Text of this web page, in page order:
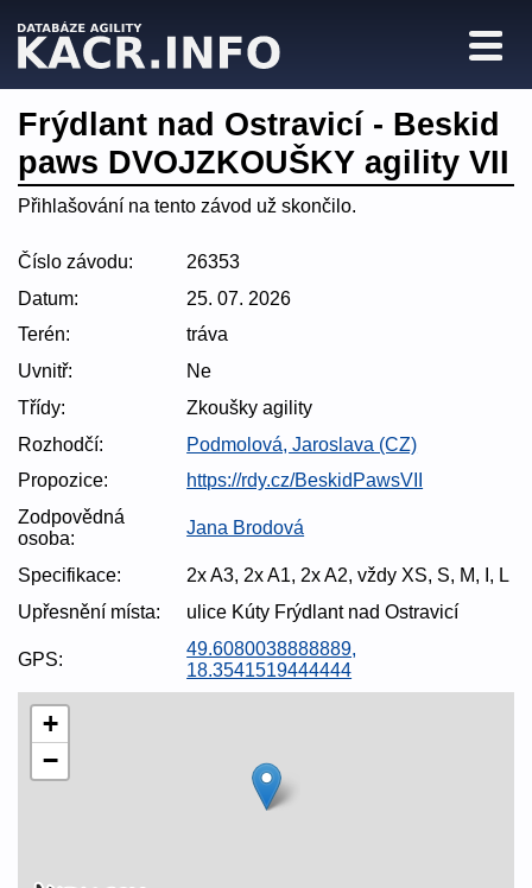
Frýdlant nad Ostravicí - Beskid
paws DVOJZKOUŠKY agility VII
Přihlašování na tento závod už skončilo.
Číslo závodu:
26353
Datum:
25. 07. 2026
Terén:
tráva
Uvnitř:
Ne
Třídy:
Zkoušky agility
Rozhodčí:
Podmolová, Jaroslava (CZ)
Propozice:
https://rdy.cz/BeskidPawsVII
Zodpovědná
osoba:
Jana Brodová
Specifikace:
2x A3, 2x A1, 2x A2, vždy XS, S, M, I, L
Upřesnění místa:
ulice Kúty Frýdlant nad Ostravicí
GPS:
49.6080038888889,
18.3541519444444
+
−